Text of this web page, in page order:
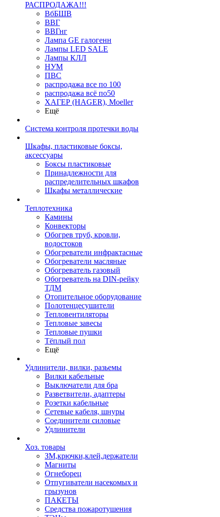
РАСПРОДАЖА!!!
ВбБШВ
ВВГ
ВВГнг
Лампа GE галогенн
Лампы LED SALE
Лампы КЛЛ
НУМ
ПВС
распродажа все по 100
распродажа всё по50
ХАГЕР (HAGER), Moeller
Ещё
Система контроля протечки воды
Шкафы, пластиковые боксы,
аксессуары
Боксы пластиковые
Принадлежности для
распределительных шкафов
Шкафы металлические
Теплотехника
Камины
Конвекторы
Обогрев труб, кровли,
водостоков
Обогреватели инфрактасные
Обогреватели масляные
Обогреватель газовый
Обогреватель на DIN-рейку
ТДМ
Отопительное оборудование
Полотенцесушители
Тепловентиляторы
Тепловые завесы
Тепловые пушки
Тёплый пол
Ещё
Удлинители, вилки, разьемы
Вилки кабельные
Выключатели для бра
Разветвители, адаптеры
Розетки кабельные
Сетевые кабеля, шнуры
Соединители силовые
Удлинители
Хоз. товары
ЗМ,крючки,клей,держатели
Магниты
Огнеборец
Отпугиватели насекомых и
грызунов
ПАКЕТЫ
Средства пожаротушения